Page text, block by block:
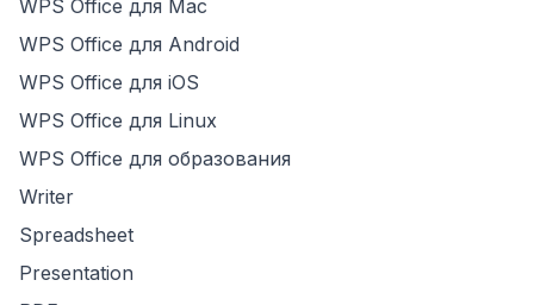
WPS Office для Mac
WPS Office для Android
WPS Office для iOS
WPS Office для Linux
WPS Office для образования
Writer
Spreadsheet
Presentation